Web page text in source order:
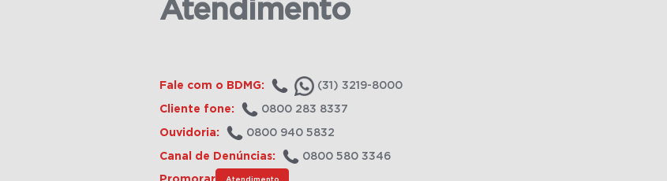
Atendimento
Fale com o BDMG: (31) 3219-8000
Cliente fone: 0800 283 8337
Ouvidoria: 0800 940 5832
Canal de Denúncias: 0800 580 3346
Atendimento